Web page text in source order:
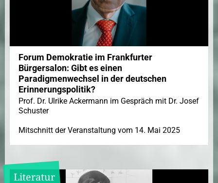
Forum Demokratie im Frankfurter
Bürgersalon: Gibt es einen
Paradigmenwechsel in der deutschen
Erinnerungspolitik?
Prof. Dr. Ulrike Ackermann im Gespräch mit Dr. Josef
Schuster
Mitschnitt der Veranstaltung vom 14. Mai 2025
Literatur